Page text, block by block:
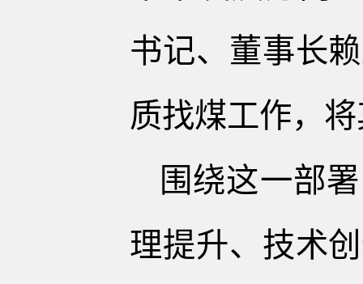
书记、董事长
质找煤工作，
围绕这一部
理提升、技术